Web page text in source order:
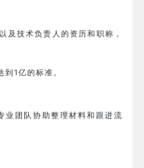
技术负责人的资历和职称，
1亿的标准。
业团队协助整理材料和跟进流